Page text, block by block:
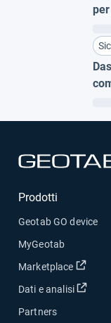
Prodotti
Geotab GO device
MyGeotab
Marketplace
Apri
Dati e analisi Apri
Partners